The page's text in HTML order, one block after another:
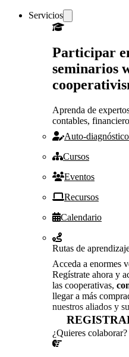
Servicios
Participar
seminarios
Aprenda de
contables,
Auto-
Cursos
Eventos
Recursos
Calendario
Rutas de
Acceda a enormes
Regístrate ahora y
las cooperativas,
llegar a más
nuestros aliados y
¿Quieres colaborar?